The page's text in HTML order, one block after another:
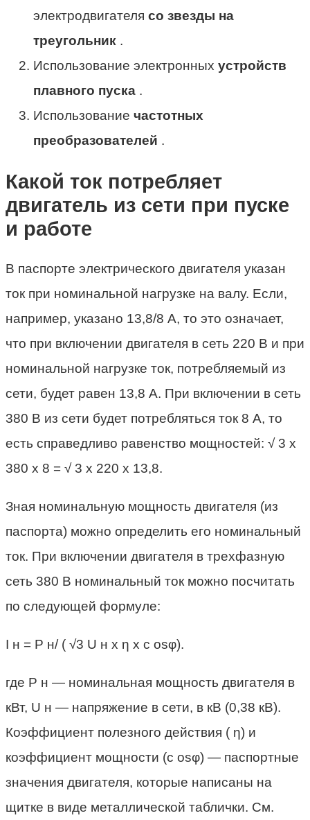
электродвигателя со звезды на
треугольник .
Использование электронных устройств
плавного пуска .
Использование частотных
преобразователей .
Какой ток потребляет
двигатель из сети при пуске
и работе
В паспорте электрического двигателя указан
ток при номинальной нагрузке на валу. Если,
например, указано 13,8/8 А, то это означает,
что при включении двигателя в сеть 220 В и при
номинальной нагрузке ток, потребляемый из
сети, будет равен 13,8 А. При включении в сеть
380 В из сети будет потребляться ток 8 А, то
есть справедливо равенство мощностей: √ 3 х
380 х 8 = √ 3 х 220 х 13,8.
Зная номинальную мощность двигателя (из
паспорта) можно определить его номинальный
ток. При включении двигателя в трехфазную
сеть 380 В номинальный ток можно посчитать
по следующей формуле:
I н = P н/ ( √3 U н х η х с osφ).
где P н — номинальная мощность двигателя в
кВт, U н — напряжение в сети, в кВ (0,38 кВ).
Коэффициент полезного действия ( η) и
коэффициент мощности (с osφ) — паспортные
значения двигателя, которые написаны на
щитке в виде металлической таблички. См.